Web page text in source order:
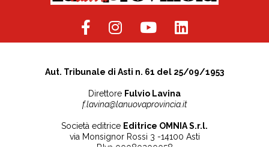
Aut. Tribunale di Asti n. 61 del 25/09/1953
Direttore Fulvio Lavina
f.lavina@lanuovaprovincia.it
Società editrice Editrice OMNIA S.r.l.
via Monsignor Rossi 3 -14100 Asti
P.Iva 00080200058